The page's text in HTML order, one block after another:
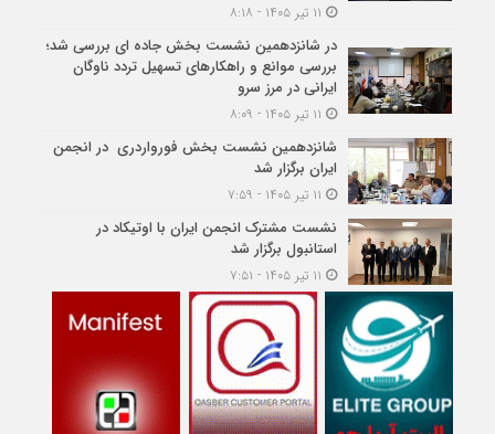
در شانزدهمین نشست بخش جاده ای بررسی شد؛
بررسی موانع و راهکارهای تسهیل تردد ناوگان
ایرانی در مرز سرو
شانزدهمین نشست بخش فورواردری در انجمن
ایران برگزار شد
نشست مشترک انجمن ایران با اوتیکاد در
استانبول برگزار شد